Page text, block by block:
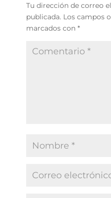
Tu dirección de correo
publicada. Los campos
marcados con *